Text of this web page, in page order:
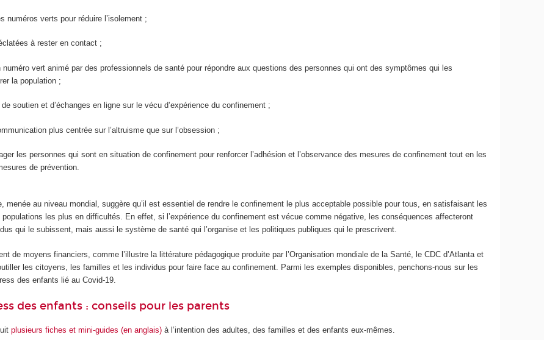
numéros verts pour réduire l’isolement ;
à rester en contact ;
numéro vert animé par des professionnels de santé pour répondre aux questions des personnes qui ont des symptômes qui les
la population ;
soutien et d’échanges en ligne sur le vécu d’expérience du confinement ;
plus centrée sur l’altruisme que sur l’obsession ;
les personnes qui sont en situation de confinement pour renforcer l’adhésion et l’observance des mesures de confinement tout en les
de prévention.
menée au niveau mondial, suggère qu’il est essentiel de rendre le confinement le plus acceptable possible pour tous, en satisfaisant les
les plus en difficultés. En effet, si l’expérience du confinement est vécue comme négative, les conséquences affecteront
qui le subissent, mais aussi le système de santé qui l’organise et les politiques publiques qui le prescrivent.
de moyens financiers, comme l’illustre la littérature pédagogique produite par l’Organisation mondiale de la Santé, le CDC d’Atlanta et
les citoyens, les familles et les individus pour faire face au confinement. Parmi les exemples disponibles, penchons-nous sur les
des enfants lié au Covid-19.
des enfants : conseils pour les parents
plusieurs fiches et mini-guides (en anglais) à l’intention des adultes, des familles et des enfants eux-mêmes.